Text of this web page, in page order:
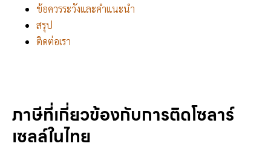
ข้อควรระวังและคำแนะนำ
สรุป
ติดต่อเรา
ภาษีที่เกี่ยวข้องกับการติดโซลาร์
เซลล์ในไทย